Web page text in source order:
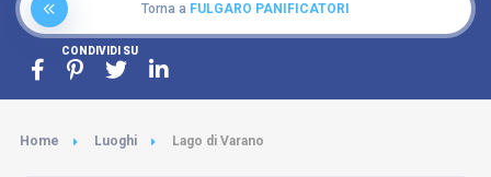
Torna a FULGARO PANIFICATORI
CONDIVIDI SU
Home Luoghi Lago di Varano